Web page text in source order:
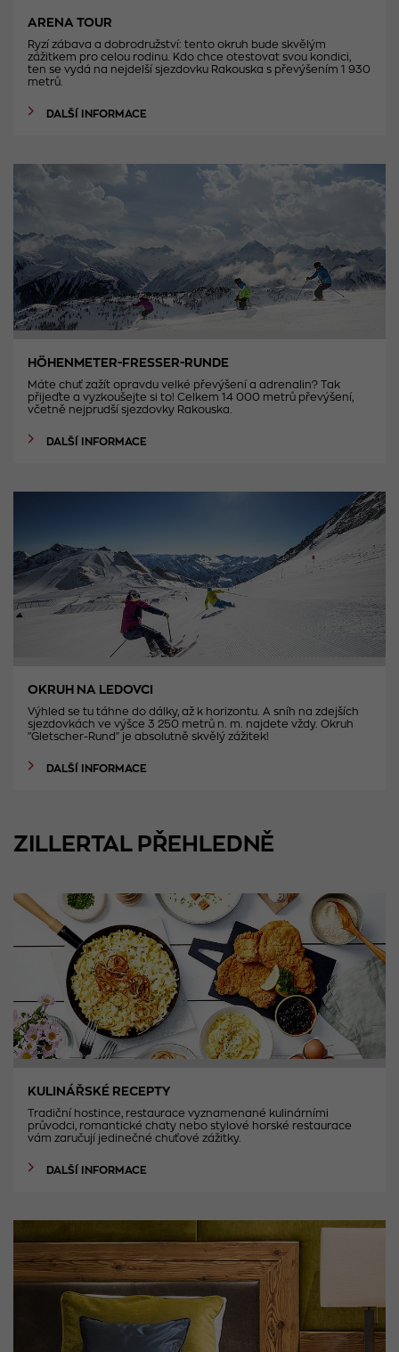
ARENA TOUR
Ryzí zábava a dobrodružství: tento okruh bude skvělým
zážitkem pro celou rodinu. Kdo chce otestovat svou kondici,
ten se vydá na nejdelší sjezdovku Rakouska s převýšením 1 930
metrů.
DALŠÍ INFORMACE
HÖHENMETER-FRESSER-RUNDE
Máte chuť zažít opravdu velké převýšení a adrenalin? Tak
přijeďte a vyzkoušejte si to! Celkem 14 000 metrů převýšení,
včetně nejprudší sjezdovky Rakouska.
DALŠÍ INFORMACE
OKRUH NA LEDOVCI
Výhled se tu táhne do dálky, až k horizontu. A sníh na zdejších
sjezdovkách ve výšce 3 250 metrů n. m. najdete vždy. Okruh
"Gletscher-Rund" je absolutně skvělý zážitek!
DALŠÍ INFORMACE
ZILLERTAL PŘEHLEDNĚ
KULINÁŘSKÉ RECEPTY
Tradiční hostince, restaurace vyznamenané kulinárními
průvodci, romantické chaty nebo stylové horské restaurace
vám zaručují jedinečné chuťové zážitky.
DALŠÍ INFORMACE